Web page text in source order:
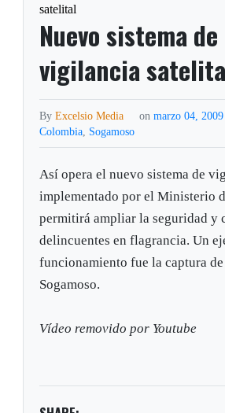
satelital
Nuevo sistema de
vigilancia
ByExcelsio Media on marzo 04, 2009
Colombia, Sogamoso
Así opera el nuevo sistema de
implementado por el Ministerio
permitirá ampliar la seguridad y
delincuentes en flagrancia. Un
funcionamiento fue la captura
Sogamoso.
Vídeo removido por Youtube